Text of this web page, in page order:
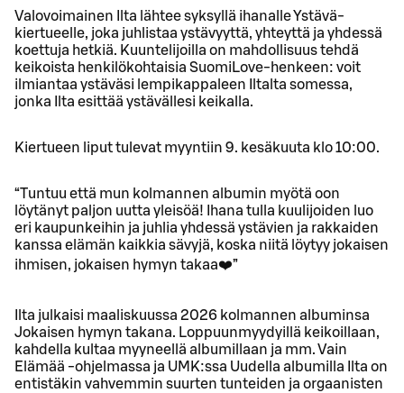
Valovoimainen Ilta lähtee syksyllä ihanalle Ystävä-
kiertueelle, joka juhlistaa ystävyyttä, yhteyttä ja yhdessä
koettuja hetkiä. Kuuntelijoilla on mahdollisuus tehdä
keikoista henkilökohtaisia SuomiLove-henkeen: voit
ilmiantaa ystäväsi lempikappaleen Iltalta somessa,
jonka Ilta esittää ystävällesi keikalla.
Kiertueen liput tulevat myyntiin 9. kesäkuuta klo 10:00.
“Tuntuu että mun kolmannen albumin myötä oon
löytänyt paljon uutta yleisöä! Ihana tulla kuulijoiden luo
eri kaupunkeihin ja juhlia yhdessä ystävien ja rakkaiden
kanssa elämän kaikkia sävyjä, koska niitä löytyy jokaisen
ihmisen, jokaisen hymyn takaa❤️”
Ilta julkaisi maaliskuussa 2026 kolmannen albuminsa
Jokaisen hymyn takana. Loppuunmyydyillä keikoillaan,
kahdella kultaa myyneellä albumillaan ja mm. Vain
Elämää -ohjelmassa ja UMK:ssa Uudella albumilla Ilta on
entistäkin vahvemmin suurten tunteiden ja orgaanisten